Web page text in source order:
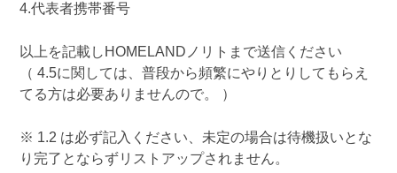
4.代表者携帯番号
以上を記載しHOMELANDノリトまで送信ください
（ 4.5に関しては、普段から頻繁にやりとりしてもらえ
てる方は必要ありませんので。 ）
※ 1.2 は必ず記入ください、未定の場合は待機扱いとな
り完了とならずリストアップされません。